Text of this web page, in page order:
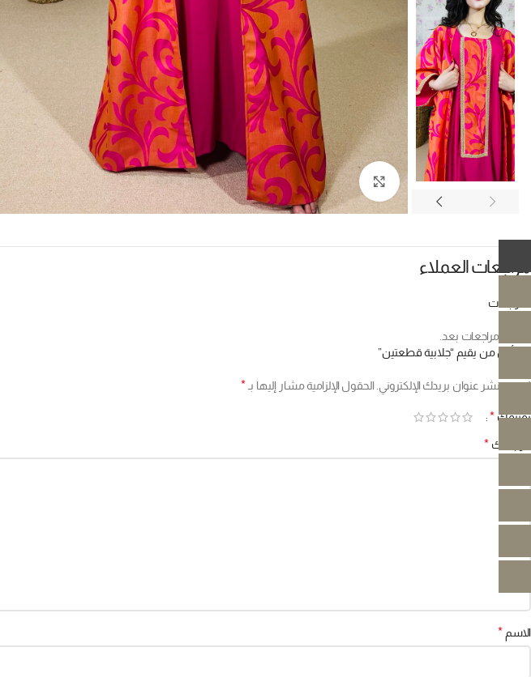
Click to enlarge
مراجعات العملاء
المراجعات
لا توجد مراجعات بعد.
كن أول من يقيم “جلابية قطعتين”
لن يتم نشر عنوان بريدك الإلكتروني. الحقول الإلزامية مشار إليها بـ*
تقييمك *
مراجعتك *
الاسم *